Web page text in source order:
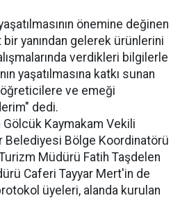
önemine değinen
yanından gelerek ürünlerini
verdikleri bilgilerle
yaşatılmasına katkı sunan
öğreticilere ve emeği
dedi.
Gölcük Kaymakam Vekili
Belediyesi Bölge Koordinatörü
Müdürü Fatih Taşdelen
Caferi Tayyar Mert'in de
üyeleri, alanda kurulan